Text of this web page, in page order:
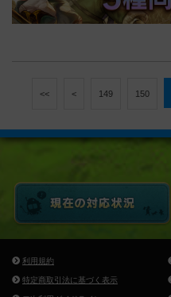
<< < 149 150
利用規約
特定商取引法に基づく表示